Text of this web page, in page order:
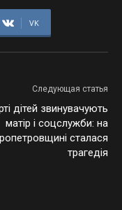
VK
Следующая статья
дітей звинувачують
матір і соцслужби: на
сталася
трагедія